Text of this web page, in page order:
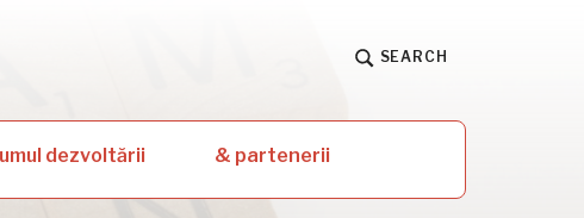
SEARCH
dezvoltării & partenerii